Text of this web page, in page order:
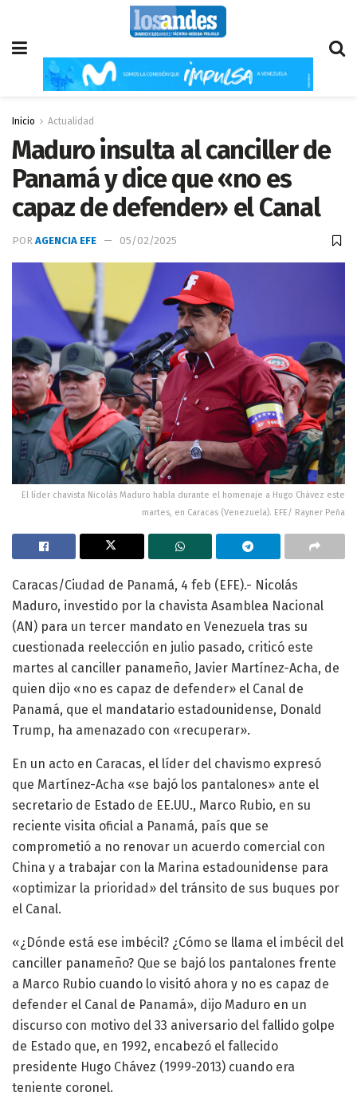
Inicio Actualidad
Maduro insulta al canciller de
Panamá y dice que «no es
capaz de defender» el Canal
POR AGENCIA EFE 05/02/2025
El líder chavista Nicolás Maduro habla durante el homenaje a Hugo Chávez este
martes, en Caracas (Venezuela). EFE/ Rayner Peña
Caracas/Ciudad de Panamá, 4 feb (EFE).- Nicolás
Maduro, investido por la chavista Asamblea Nacional
(AN) para un tercer mandato en Venezuela tras su
cuestionada reelección en julio pasado, criticó este
martes al canciller panameño, Javier Martínez-Acha, de
quien dijo «no es capaz de defender» el Canal de
Panamá, que el mandatario estadounidense, Donald
Trump, ha amenazado con «recuperar».
En un acto en Caracas, el líder del chavismo expresó
que Martínez-Acha «se bajó los pantalones» ante el
secretario de Estado de EE.UU., Marco Rubio, en su
reciente visita oficial a Panamá, país que se
comprometió a no renovar un acuerdo comercial con
China y a trabajar con la Marina estadounidense para
«optimizar la prioridad» del tránsito de sus buques por
el Canal.
«¿Dónde está ese imbécil? ¿Cómo se llama el imbécil del
canciller panameño? Que se bajó los pantalones frente
a Marco Rubio cuando lo visitó ahora y no es capaz de
defender el Canal de Panamá», dijo Maduro en un
discurso con motivo del 33 aniversario del fallido golpe
de Estado que, en 1992, encabezó el fallecido
presidente Hugo Chávez (1999-2013) cuando era
teniente coronel.